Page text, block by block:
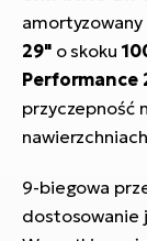
29"o skoku
Performance
przyczepność
9-biegowa
dostosowanie